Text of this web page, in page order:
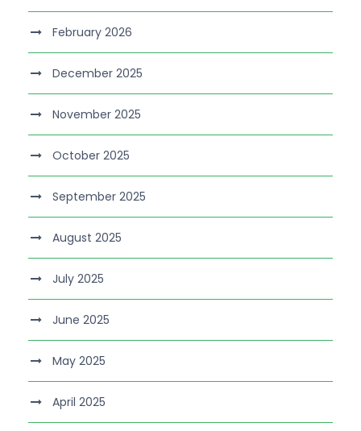
February 2026
December 2025
November 2025
October 2025
September 2025
August 2025
July 2025
June 2025
May 2025
April 2025